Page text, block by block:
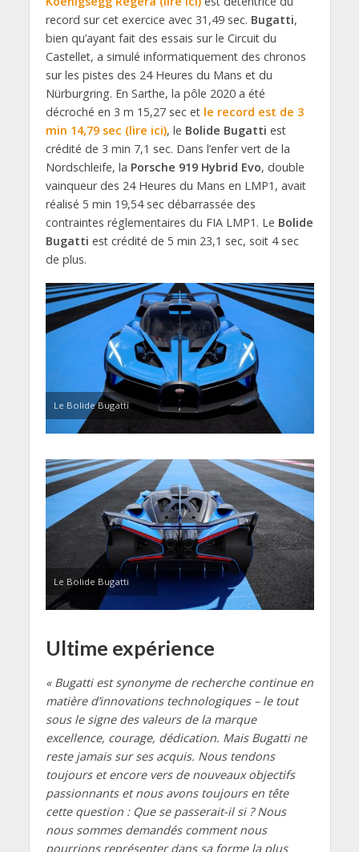
record sur cet exercice avec 31,49 sec. Bugatti,
bien qu’ayant fait des essais sur le Circuit du
Castellet, a simulé informatiquement des chronos
sur les pistes des 24 Heures du Mans et du
Nürburgring. En Sarthe, la pôle 2020 a été
décroché en 3 m 15,27 sec et le record est de 3
min 14,79 sec (lire ici), le Bolide Bugatti est
crédité de 3 min 7,1 sec. Dans l’enfer vert de la
Nordschleife, la Porsche 919 Hybrid Evo, double
vainqueur des 24 Heures du Mans en LMP1, avait
réalisé 5 min 19,54 sec débarrassée des
contraintes réglementaires du FIA LMP1. Le Bolide
Bugatti est crédité de 5 min 23,1 sec, soit 4 sec
de plus.
Le Bolide Bugatti
Le Bolide Bugatti
Ultime expérience
« Bugatti est synonyme de recherche continue en
matière d’innovations technologiques – le tout
sous le signe des valeurs de la marque
excellence, courage, dédication. Mais Bugatti ne
reste jamais sur ses acquis. Nous tendons
toujours et encore vers de nouveaux objectifs
passionnants et nous avons toujours en tête
cette question : Que se passerait-il si ? Nous
nous sommes demandés comment nous
pourrions représenter dans sa forme la plus